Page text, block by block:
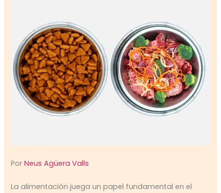
PorNeus Agüera Valls
La alimentación juega un papel fundamental en el